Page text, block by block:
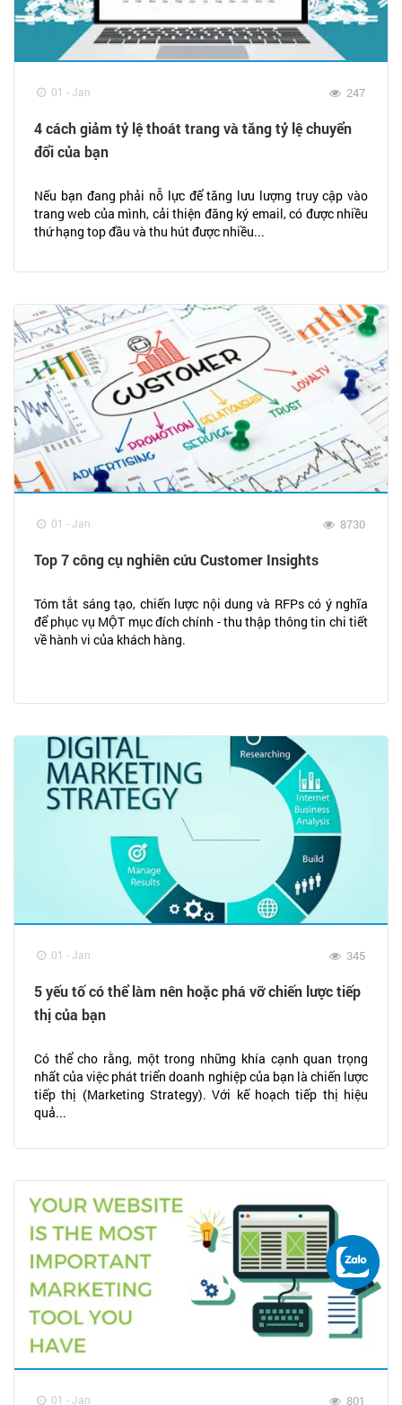
01 - Jan 247
4 cách giảm tỷ lệ thoát trang và tăng tỷ lệ chuyển
đổi của bạn
Nếu bạn đang phải nỗ lực để tăng lưu lượng truy cập vào
trang web của mình, cải thiện đăng ký email, có được nhiều
thứ hạng top đầu và thu hút được nhiều...
01 - Jan 8730
Top 7 công cụ nghiên cứu Customer Insights
Tóm tắt sáng tạo, chiến lược nội dung và RFPs có ý nghĩa
để phục vụ MỘT mục đích chính - thu thập thông tin chi tiết
về hành vi của khách hàng.
01 - Jan 345
5 yếu tố có thể làm nên hoặc phá vỡ chiến lược tiếp
thị của bạn
Có thể cho rằng, một trong những khía cạnh quan trọng
nhất của việc phát triển doanh nghiệp của bạn là chiến lược
tiếp thị (Marketing Strategy). Với kế hoạch tiếp thị hiệu
quả...
01 - Jan 801